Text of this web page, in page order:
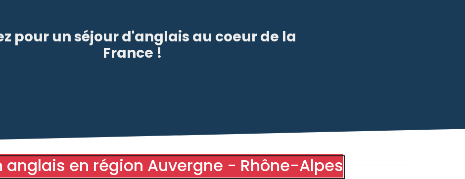
pour un séjour d'anglais au coeur de la
France !
anglais en région Auvergne - Rhône-Alpes